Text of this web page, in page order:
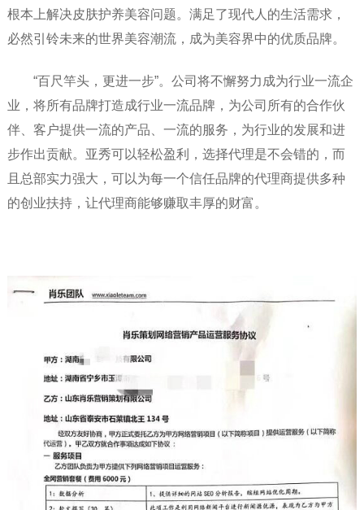
根本上解决皮肤护养美容问题。满足了现代人的生活需求，
必然引铃未来的世界美容潮流，成为美容界中的优质品牌。
“百尺竿头，更进一步”。公司将不懈努力成为行业一流企
业，将所有品牌打造成行业一流品牌，为公司所有的合作伙
伴、客户提供一流的产品、一流的服务，为行业的发展和进
步作出贡献。亚秀可以轻松盈利，选择代理是不会错的，而
且总部实力强大，可以为每一个信任品牌的代理商提供多种
的创业扶持，让代理商能够赚取丰厚的财富。